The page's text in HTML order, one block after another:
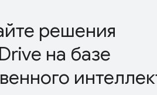
решения
на базе